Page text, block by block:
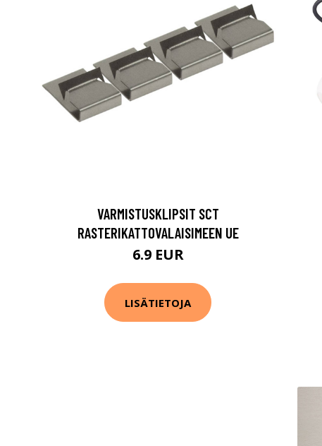
VARMISTUSKLIPSIT SCT
RASTERIKATTOVALAISIMEEN UE
6.9 EUR
LISÄTIETOJA